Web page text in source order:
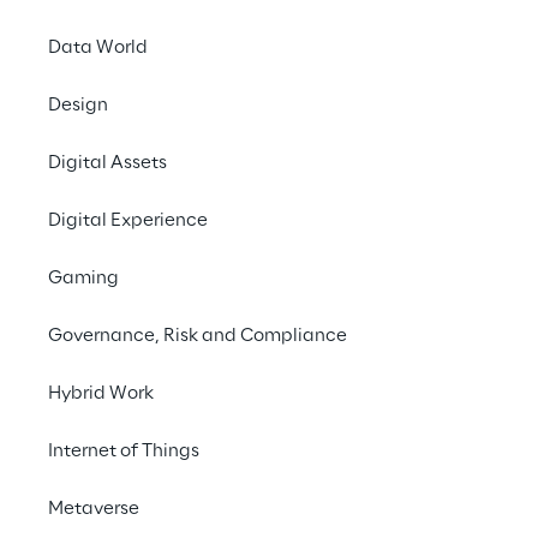
Data World
Design
Digital Assets
Digital Experience
Gaming
Governance, Risk and Compliance
Hybrid Work
Internet of Things
Metaverse
L'IA générative à portée
de main